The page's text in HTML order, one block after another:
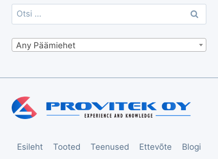
Otsi:
Any Päämiehet
Esileht Tooted Teenused Ettevõte
Blogi